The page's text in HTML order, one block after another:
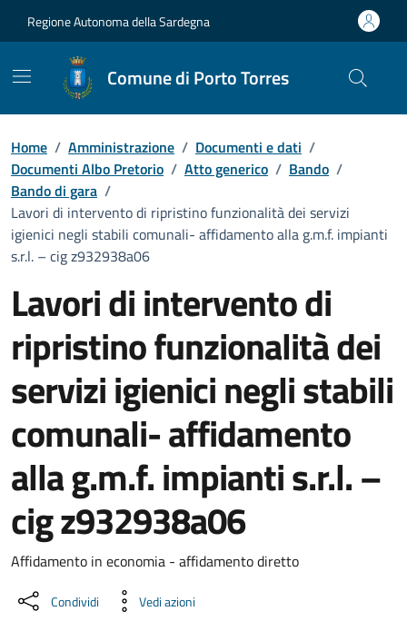
Regione Autonoma della Sardegna
Comune di Porto Torres
Home / Amministrazione / Documenti e dati /
Documenti Albo Pretorio / Atto generico / Bando /
Bando di gara /
Lavori di intervento di ripristino funzionalità dei servizi
igienici negli stabili comunali- affidamento alla g.m.f. impianti
s.r.l. – cig z932938a06
Lavori di intervento di
ripristino funzionalità dei
servizi igienici negli stabili
comunali- affidamento
alla g.m.f. impianti s.r.l. –
cig z932938a06
Dettaglio del documento
Affidamento in economia - affidamento diretto
Condividi Vedi azioni